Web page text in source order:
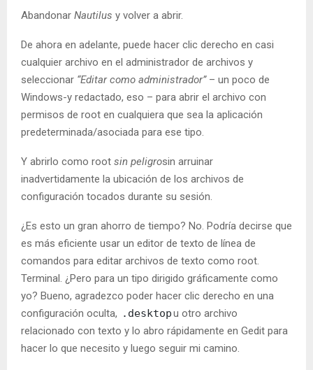
Abandonar Nautilus y volver a abrir.
De ahora en adelante, puede hacer clic derecho en casi
cualquier archivo en el administrador de archivos y
seleccionar “Editar como administrador”– un poco de
Windows-y redactado, eso – para abrir el archivo con
permisos de root en cualquiera que sea la aplicación
predeterminada/asociada para ese tipo.
Y abrirlo como root sin peligrosin arruinar
inadvertidamente la ubicación de los archivos de
configuración tocados durante su sesión.
¿Es esto un gran ahorro de tiempo? No. Podría decirse que
es más eficiente usar un editor de texto de línea de
comandos para editar archivos de texto como root.
Terminal. ¿Pero para un tipo dirigido gráficamente como
yo? Bueno, agradezco poder hacer clic derecho en una
configuración oculta, .desktopu otro archivo
relacionado con texto y lo abro rápidamente en Gedit para
hacer lo que necesito y luego seguir mi camino.